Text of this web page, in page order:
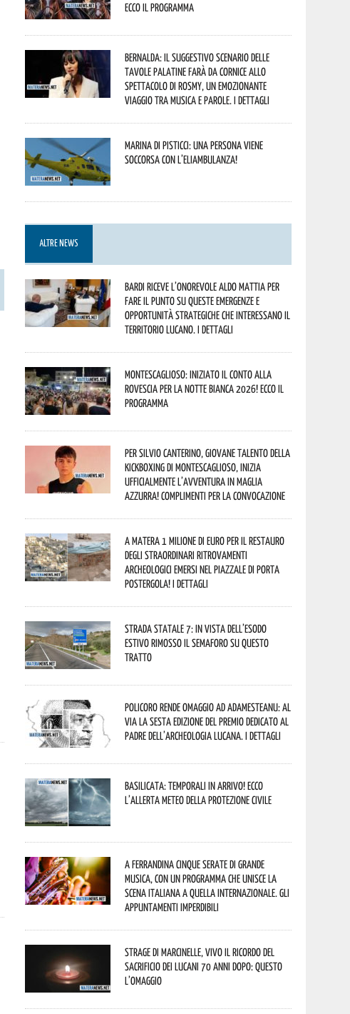
Ecco il programma
Bernalda: il suggestivo scenario delle
Tavole Palatine farà da cornice allo
spettacolo di Rosmy, un emozionante
viaggio tra musica e parole. I dettagli
Marina di Pisticci: una persona viene
soccorsa con l’eliambulanza!
ALTRE NEWS
Bardi riceve l’onorevole Aldo Mattia per
fare il punto su queste emergenze e
opportunità strategiche che interessano il
territorio lucano. I dettagli
Montescaglioso: iniziato il conto alla
rovescia per la Notte Bianca 2026! Ecco il
programma
Per Silvio Canterino, giovane talento della
kickboxing di Montescaglioso, inizia
ufficialmente l’avventura in maglia
azzurra! Complimenti per la convocazione
A Matera 1 milione di euro per il restauro
degli straordinari ritrovamenti
archeologici emersi nel piazzale di Porta
Postergola! I dettagli
Strada statale 7: in vista dell’esodo
estivo rimosso il semaforo su questo
tratto
Policoro rende omaggio ad Adamesteanu: al
via la sesta edizione del Premio dedicato al
padre dell’archeologia lucana. I dettagli
Basilicata: temporali in arrivo! Ecco
l’allerta meteo della Protezione civile
A Ferrandina cinque serate di grande
musica, con un programma che unisce la
scena italiana a quella internazionale. Gli
appuntamenti imperdibili
Strage di Marcinelle, vivo il ricordo del
sacrificio dei lucani 70 anni dopo: questo
l’omaggio